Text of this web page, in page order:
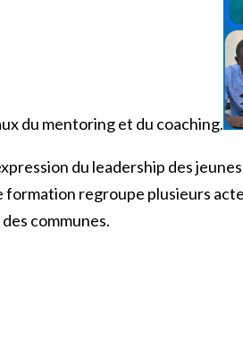
du mentoring et du coaching.
du leadership des
regroupe plusieurs
communes.